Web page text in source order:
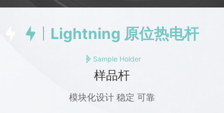
Lightning 原位热电杆
Sample Holder
样品杆
模块化设计 稳定 可靠